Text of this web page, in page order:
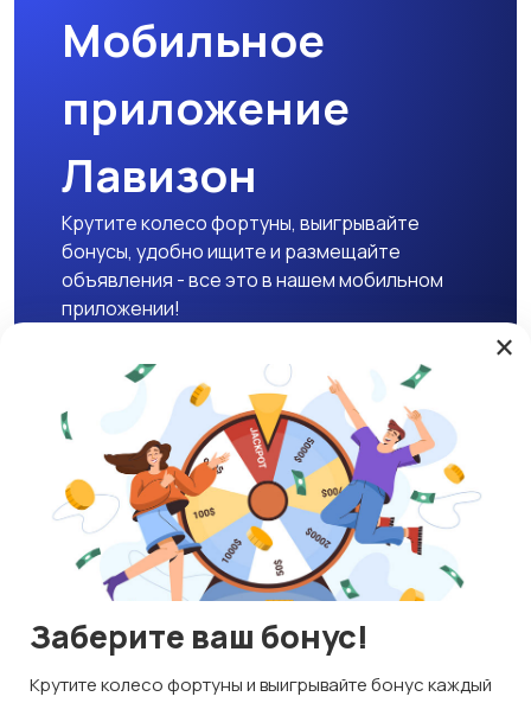
Мобильное
приложение
Лавизон
Крутите колесо фортуны, выигрывайте
бонусы, удобно ищите и размещайте
объявления - все это в нашем мобильном
приложении!
Скачать APK
Магазины Блог
О нас
Служба поддержки
☕ Поддержать проект
ИНН 592109881601
Используем куки и рекомендательные технологии
×
Заберите ваш бонус!
Крутите колесо фортуны и выигрывайте бонус каждый